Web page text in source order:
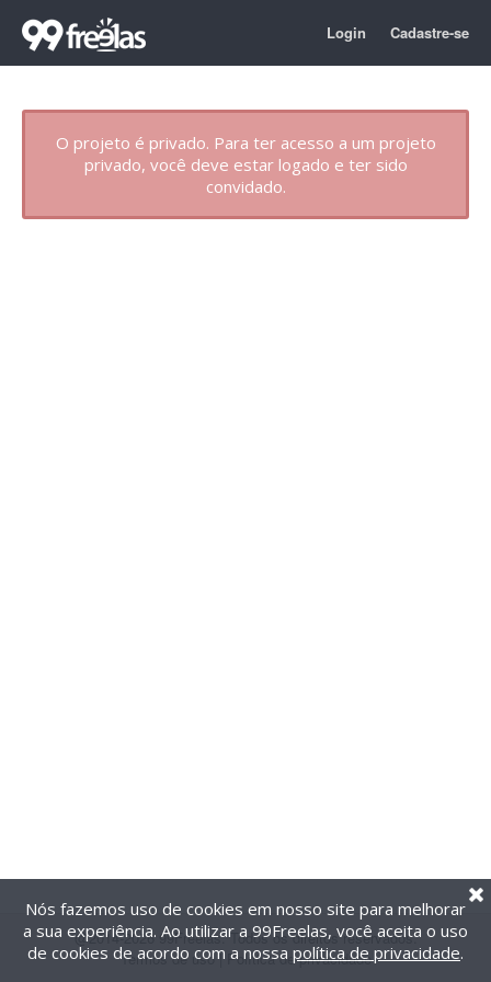
Login Cadastre-se
O projeto é privado. Para ter acesso a um projeto
privado, você deve estar logado e ter sido
convidado.
@2014-2026 99Freelas. Todos os direitos reservados.
Termos de uso| Política de privacidade
Nós fazemos uso de cookies em nosso site para melhorar
a sua experiência. Ao utilizar a 99Freelas, você aceita o uso
de cookies de acordo com a nossa política de privacidade.